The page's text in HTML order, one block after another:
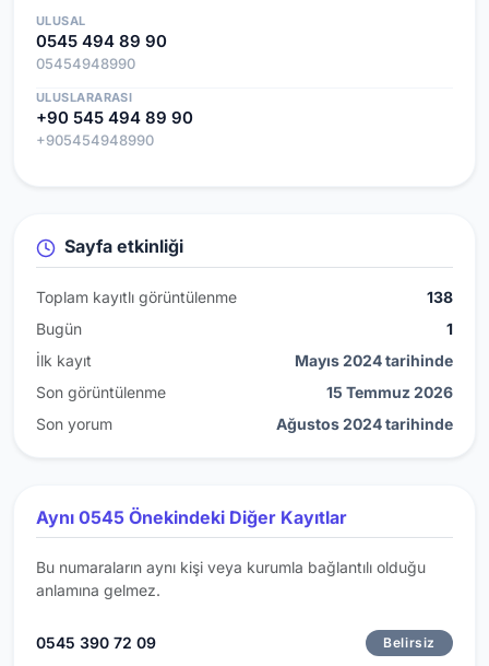
ULUSAL
0545 494 89 90
05454948990
ULUSLARARASI
+90 545 494 89 90
+905454948990
Sayfa etkinliği
Toplam kayıtlı görüntülenme
138
Bugün
1
İlk kayıt
Mayıs 2024 tarihinde
Son görüntülenme
15 Temmuz 2026
Son yorum
Ağustos 2024 tarihinde
Aynı 0545 Önekindeki Diğer Kayıtlar
Bu numaraların aynı kişi veya kurumla bağlantılı olduğu
anlamına gelmez.
0545 390 72 09 Belirsiz